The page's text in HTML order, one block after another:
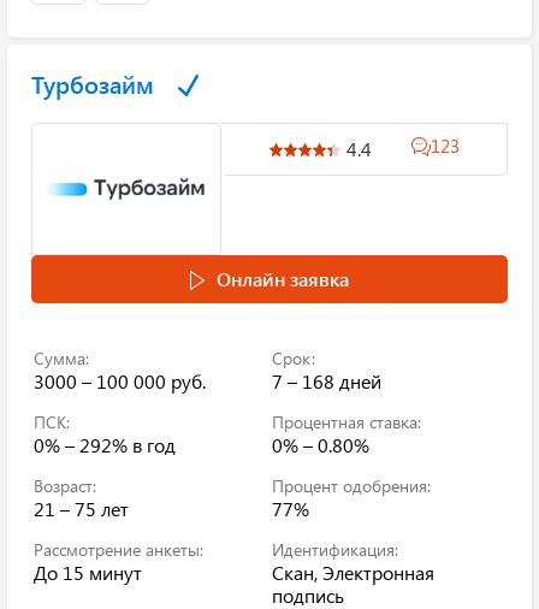
Турбозайм
4.4 123
Онлайн заявка
Сумма:
3000 – 100 000 руб.
Срок:
7 – 168 дней
ПСК:
0% – 292% в год
Процентная ставка:
0% – 0.80%
Возраст:
21 – 75 лет
Процент одобрения:
77%
Рассмотрение анкеты:
До 15 минут
Идентификация:
Скан, Электронная
подпись